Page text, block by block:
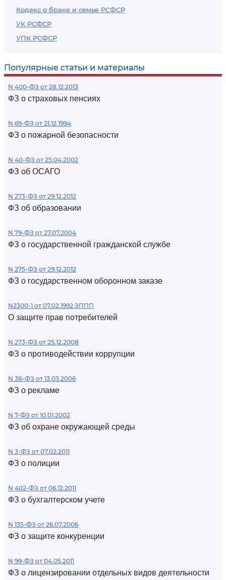
Кодекс о браке и семье РСФСР
УК РСФСР
УПК РСФСР
Популярные статьи и материалы
N 400-ФЗ от 28.12.2013
ФЗ о страховых пенсиях
N 69-ФЗ от 21.12.1994
ФЗ о пожарной безопасности
N 40-ФЗ от 25.04.2002
ФЗ об ОСАГО
N 273-ФЗ от 29.12.2012
ФЗ об образовании
N 79-ФЗ от 27.07.2004
ФЗ о государственной гражданской службе
N 275-ФЗ от 29.12.2012
ФЗ о государственном оборонном заказе
N2300-1 от 07.02.1992 ЗППП
О защите прав потребителей
N 273-ФЗ от 25.12.2008
ФЗ о противодействии коррупции
N 38-ФЗ от 13.03.2006
ФЗ о рекламе
N 7-ФЗ от 10.01.2002
ФЗ об охране окружающей среды
N 3-ФЗ от 07.02.2011
ФЗ о полиции
N 402-ФЗ от 06.12.2011
ФЗ о бухгалтерском учете
N 135-ФЗ от 26.07.2006
ФЗ о защите конкуренции
N 99-ФЗ от 04.05.2011
ФЗ о лицензировании отдельных видов деятельности